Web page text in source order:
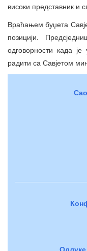
високи представник и
Враћањем буџета
позицији.
одговорности када
радити са Савјетом
Одлуке